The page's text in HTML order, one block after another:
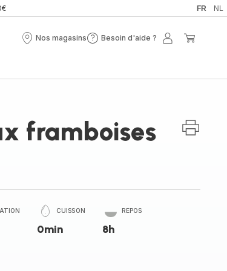
FR NL
Nos magasins
Nos
Besoin d'aide ?
Besoin
Mon
framboises
CUISSON
0min
REPOS
8h